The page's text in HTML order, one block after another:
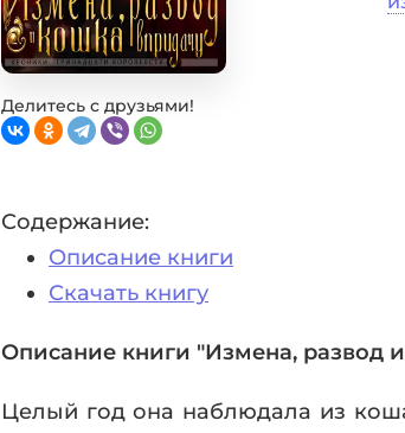
Фанфики
Делитесь с друзьями!
Содержание:
Описание книги
Скачать книгу
Описание книги "Измена, развод
Целый год она наблюдала из